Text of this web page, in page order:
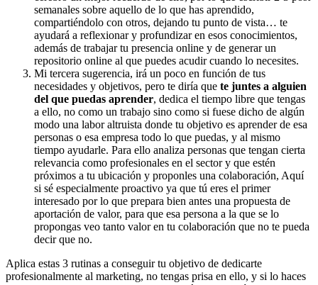
semanales sobre aquello de lo que has aprendido,
compartiéndolo con otros, dejando tu punto de vista… te
ayudará a reflexionar y profundizar en esos conocimientos,
además de trabajar tu presencia online y de generar un
repositorio online al que puedes acudir cuando lo necesites.
Mi tercera sugerencia, irá un poco en función de tus
necesidades y objetivos, pero te diría que te juntes a alguien
del que puedas aprender, dedica el tiempo libre que tengas
a ello, no como un trabajo sino como si fuese dicho de algún
modo una labor altruista donde tu objetivo es aprender de esa
personas o esa empresa todo lo que puedas, y al mismo
tiempo ayudarle. Para ello analiza personas que tengan cierta
relevancia como profesionales en el sector y que estén
próximos a tu ubicación y proponles una colaboración, Aquí
si sé especialmente proactivo ya que tú eres el primer
interesado por lo que prepara bien antes una propuesta de
aportación de valor, para que esa persona a la que se lo
propongas veo tanto valor en tu colaboración que no te pueda
decir que no.
Aplica estas 3 rutinas a conseguir tu objetivo de dedicarte
profesionalmente al marketing, no tengas prisa en ello, y si lo haces